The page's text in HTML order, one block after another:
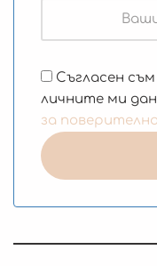
Съгласен
личните ми
за